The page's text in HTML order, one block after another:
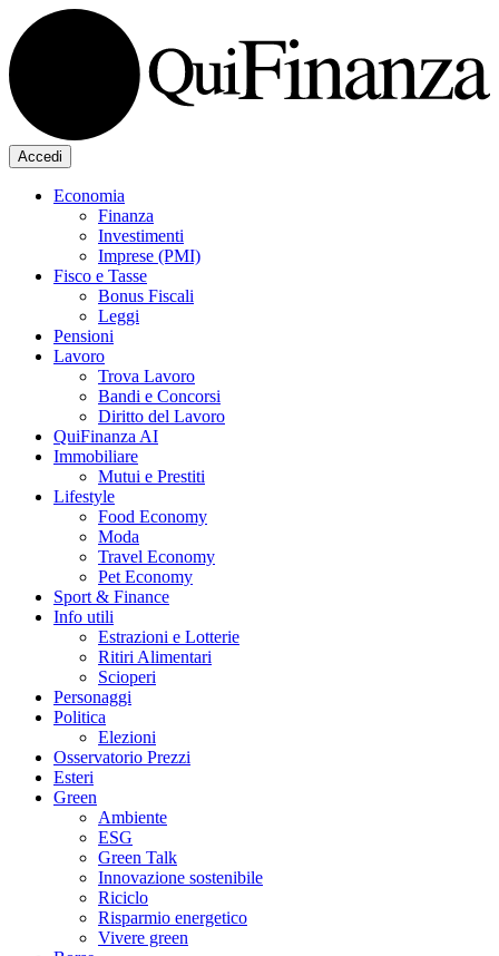
Accedi
Economia
Finanza
Investimenti
Imprese (PMI)
Fisco e Tasse
Bonus Fiscali
Leggi
Pensioni
Lavoro
Trova Lavoro
Bandi e Concorsi
Diritto del Lavoro
QuiFinanza AI
Immobiliare
Mutui e Prestiti
Lifestyle
Food Economy
Moda
Travel Economy
Pet Economy
Sport & Finance
Info utili
Estrazioni e Lotterie
Ritiri Alimentari
Scioperi
Personaggi
Politica
Elezioni
Osservatorio Prezzi
Esteri
Green
Ambiente
ESG
Green Talk
Innovazione sostenibile
Riciclo
Risparmio energetico
Vivere green